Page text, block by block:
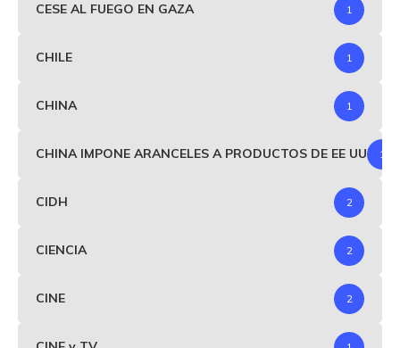
CESE AL FUEGO EN GAZA 1
CHILE 1
CHINA 1
CHINA IMPONE ARANCELES A PRODUCTOS DE EE UU 1
CIDH 2
CIENCIA 2
CINE 2